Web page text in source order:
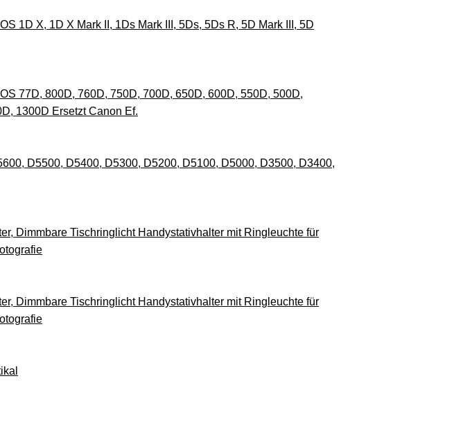
1D X, 1D X Mark II, 1Ds Mark III, 5Ds, 5Ds R, 5D Mark III, 5D
77D, 800D, 760D, 750D, 700D, 650D, 600D, 550D, 500D,
1300D Ersetzt Canon Ef.
D5500, D5400, D5300, D5200, D5100, D5000, D3500, D3400,
Dimmbare Tischringlicht Handystativhalter mit Ringleuchte für
Dimmbare Tischringlicht Handystativhalter mit Ringleuchte für